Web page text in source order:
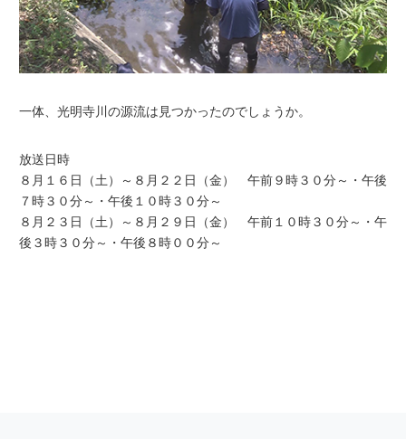
一体、光明寺川の源流は見つかったのでしょうか。
放送日時
８月１６日（土）～８月２２日（金） 午前９時３０分～・午後
７時３０分～・午後１０時３０分～
８月２３日（土）～８月２９日（金） 午前１０時３０分～・午
後３時３０分～・午後８時００分～